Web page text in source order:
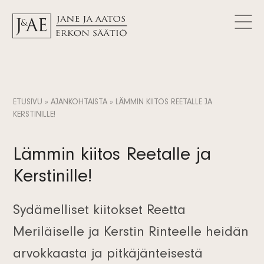
Logot
Yhteystiedot
Tutki avustuksia
AJANKOHTAISTA
SV
ETUSIVU »AJANKOHTAISTA » LÄMMIN KIITOS REETALLE JA
KERSTINILLE!
Lämmin kiitos Reetalle ja
Kerstinille!
Sydämelliset kiitokset Reetta
Meriläiselle ja Kerstin Rinteelle heidän
arvokkaasta ja pitkäjänteisestä